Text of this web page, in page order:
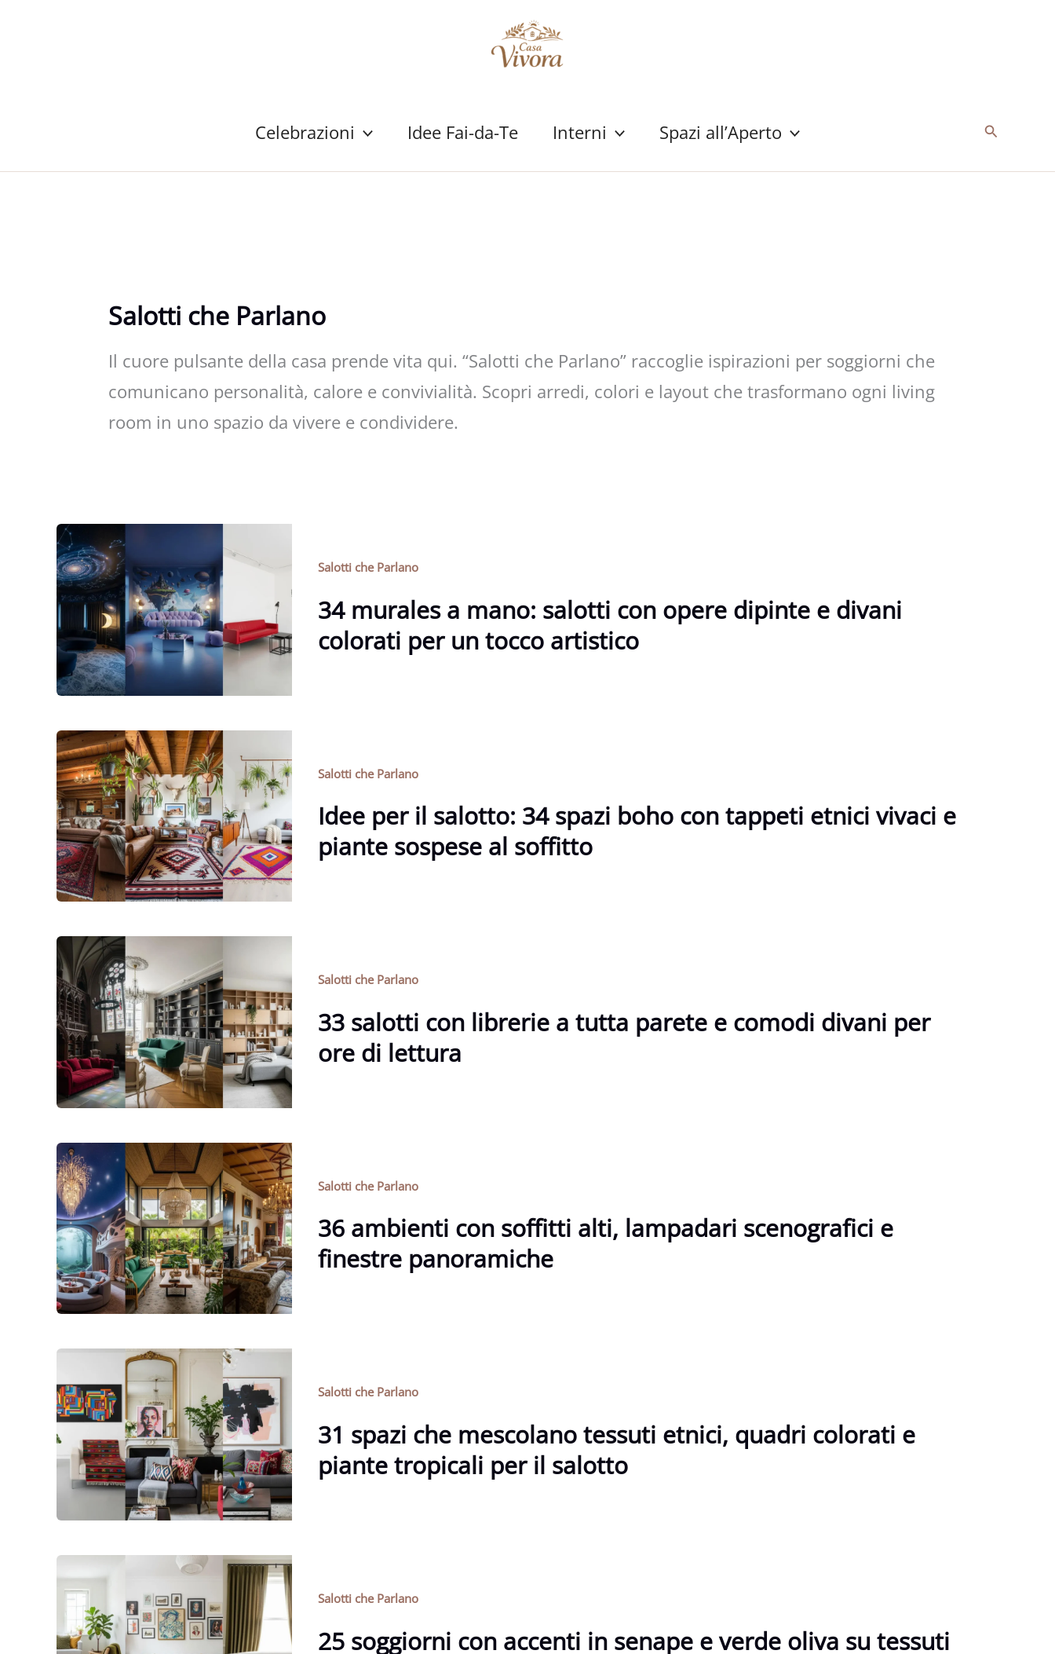
Celebrazioni Idee Fai-da-Te Interni Spazi all’Aperto Cerca
Salotti che Parlano
Il cuore pulsante della casa prende vita qui. “Salotti che Parlano” raccoglie ispirazioni per soggiorni che
comunicano personalità, calore e convivialità. Scopri arredi, colori e layout che trasformano ogni living
room in uno spazio da vivere e condividere.
Salotti che Parlano
34 murales a mano: salotti con opere dipinte e divani
colorati per un tocco artistico
Salotti che Parlano
Idee per il salotto: 34 spazi boho con tappeti etnici vivaci e
piante sospese al soffitto
Salotti che Parlano
33 salotti con librerie a tutta parete e comodi divani per
ore di lettura
Salotti che Parlano
36 ambienti con soffitti alti, lampadari scenografici e
finestre panoramiche
Salotti che Parlano
31 spazi che mescolano tessuti etnici, quadri colorati e
piante tropicali per il salotto
Salotti che Parlano
25 soggiorni con accenti in senape e verde oliva su tessuti